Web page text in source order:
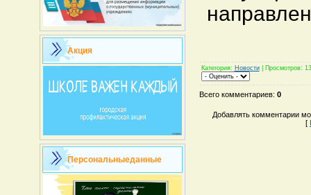
Акция
Персональныеданные
Категория: Новости| Просмотров:
Всего комментариев: 0
Добавлять комментарии
[